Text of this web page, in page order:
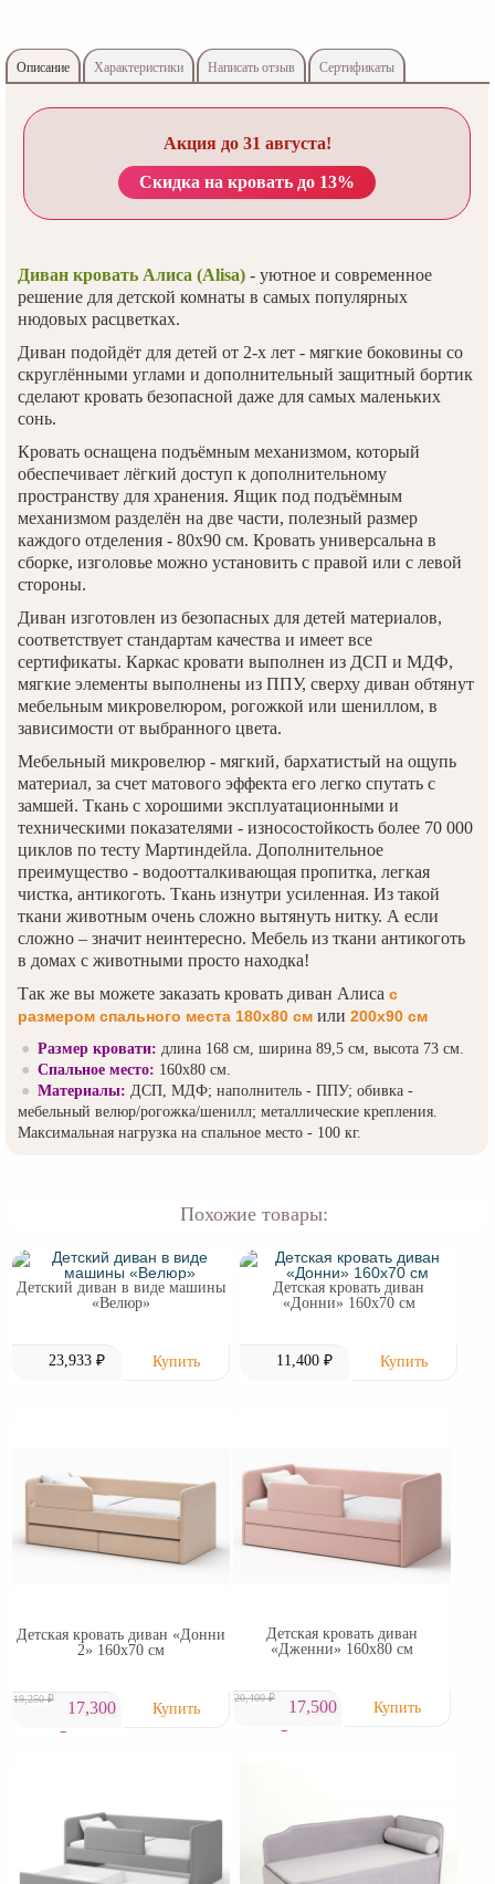
Описание Характеристики Написать отзыв Сертификаты
Акция до 31 августа!
Скидка на кровать до 13%
Диван кровать Алиса (Alisa)- уютное и современное
решение для детской комнаты в самых популярных
нюдовых расцветках.
Диван подойдёт для детей от 2-х лет - мягкие боковины со
скруглёнными углами и дополнительный защитный бортик
сделают кровать безопасной даже для самых маленьких
сонь.
Кровать оснащена подъёмным механизмом, который
обеспечивает лёгкий доступ к дополнительному
пространству для хранения. Ящик под подъёмным
механизмом разделён на две части, полезный размер
каждого отделения - 80х90 см. Кровать универсальна в
сборке, изголовье можно установить с правой или с левой
стороны.
Диван изготовлен из безопасных для детей материалов,
соответствует стандартам качества и имеет все
сертификаты. Каркас кровати выполнен из ДСП и МДФ,
мягкие элементы выполнены из ППУ, сверху диван обтянут
мебельным микровелюром, рогожкой или шениллом, в
зависимости от выбранного цвета.
Мебельный микровелюр - мягкий, бархатистый на ощупь
материал, за счет матового эффекта его легко спутать с
замшей. Ткань с хорошими эксплуатационными и
техническими показателями - износостойкость более 70 000
циклов по тесту Мартиндейла. Дополнительное
преимущество - водоотталкивающая пропитка, легкая
чистка, антикоготь. Ткань изнутри усиленная. Из такой
ткани животным очень сложно вытянуть нитку. А если
сложно – значит неинтересно. Мебель из ткани антикоготь
в домах с животными просто находка!
Так же вы можете заказать кровать диван Алиса с
размером спального места 180х80 смили 200х90 см
Размер кровати: длина 168 см, ширина 89,5 см, высота 73 см.
Спальное место: 160х80 см.
Материалы: ДСП, МДФ; наполнитель - ППУ; обивка -
мебельный велюр/рогожка/шенилл; металлические крепления.
Максимальная нагрузка на спальное место - 100 кг.
Похожие товары:
Детский диван в виде машины
«Велюр»
23,933 ₽
Детская кровать диван
«Донни» 160х70 см
11,400 ₽
Детская кровать диван «Донни
2» 160х70 см
19,250 ₽
17,300
₽
Детская кровать диван
«Дженни» 160х80 см
20,400 ₽
17,500
₽